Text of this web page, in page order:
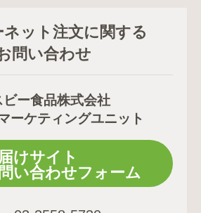
ット注文に関する
問い合わせ
ビー食品株式会社
ーケティングユニット
けサイト
い合わせフォーム